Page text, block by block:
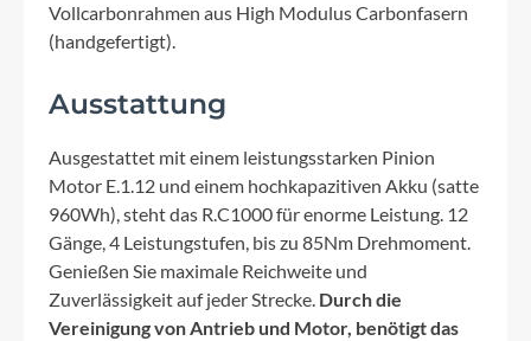
Vollcarbonrahmen aus High Modulus Carbonfasern
(handgefertigt).
Ausstattung
Ausgestattet mit einem leistungsstarken Pinion
Motor E.1.12 und einem hochkapazitiven Akku (satte
960Wh), steht das R.C1000 für enorme Leistung. 12
Gänge, 4 Leistungstufen, bis zu 85Nm Drehmoment.
Genießen Sie maximale Reichweite und
Zuverlässigkeit auf jeder Strecke. Durch die
Vereinigung von Antrieb und Motor, benötigt das